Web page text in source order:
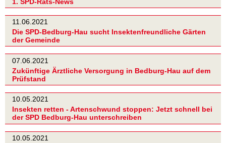
11.06.2021
Die SPD-Bedburg-Hau sucht Insektenfreundliche Gärten
der Gemeinde
07.06.2021
Zukünftige Ärztliche Versorgung in Bedburg-Hau auf dem
Prüfstand
10.05.2021
Insekten retten - Artenschwund stoppen: Jetzt schnell bei
der SPD Bedburg-Hau unterschreiben
10.05.2021